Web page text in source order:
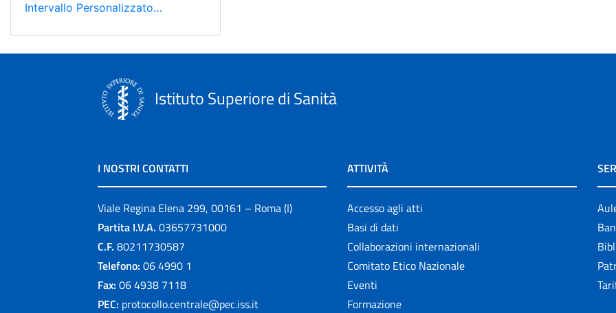
Intervallo Personalizzato…
Istituto Superiore di Sanità
I NOSTRI CONTATTI
Viale Regina Elena 299, 00161 – Roma (I)
Partita I.V.A. 03657731000
C.F. 80211730587
Telefono: 06 4990 1
Fax: 06 4938 7118
PEC: protocollo.centrale@pec.iss.it
ATTIVITÀ
Accesso agli atti
Basi di dati
Collaborazioni internazionali
Comitato Etico Nazionale
Eventi
Formazione